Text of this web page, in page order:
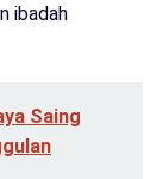
ibadah
Saing